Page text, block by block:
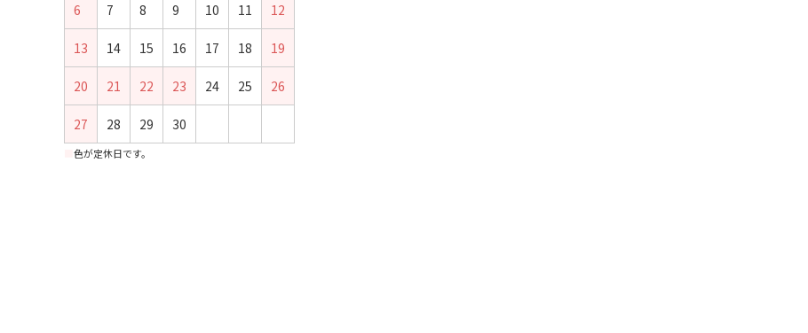
6 7 8 9 10 11 12
13 14 15 16 17 18 19
20 21 22 23 24 25 26
27 28 29 30
色が定休日です。